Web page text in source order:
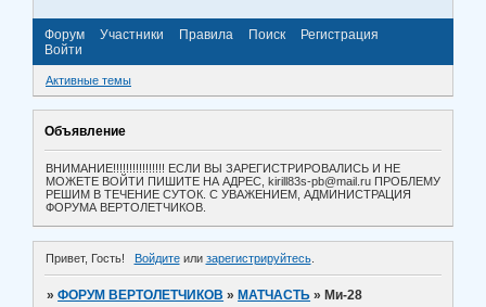
Форум Участники Правила Поиск
Регистрация
Войти
Активные темы
Объявление
ВНИМАНИЕ!!!!!!!!!!!!!!!! ЕСЛИ ВЫ ЗАРЕГИСТРИРОВАЛИСЬ И НЕ
МОЖЕТЕ ВОЙТИ ПИШИТЕ НА АДРЕС, kirill83s-pb@mail.ru ПРОБЛЕМУ
РЕШИМ В ТЕЧЕНИЕ СУТОК. С УВАЖЕНИЕМ, АДМИНИСТРАЦИЯ
ФОРУМА ВЕРТОЛЕТЧИКОВ.
Привет, Гость! Войдитеили зарегистрируйтесь.
»ФОРУМ ВЕРТОЛЕТЧИКОВ » МАТЧАСТЬ » Ми-28